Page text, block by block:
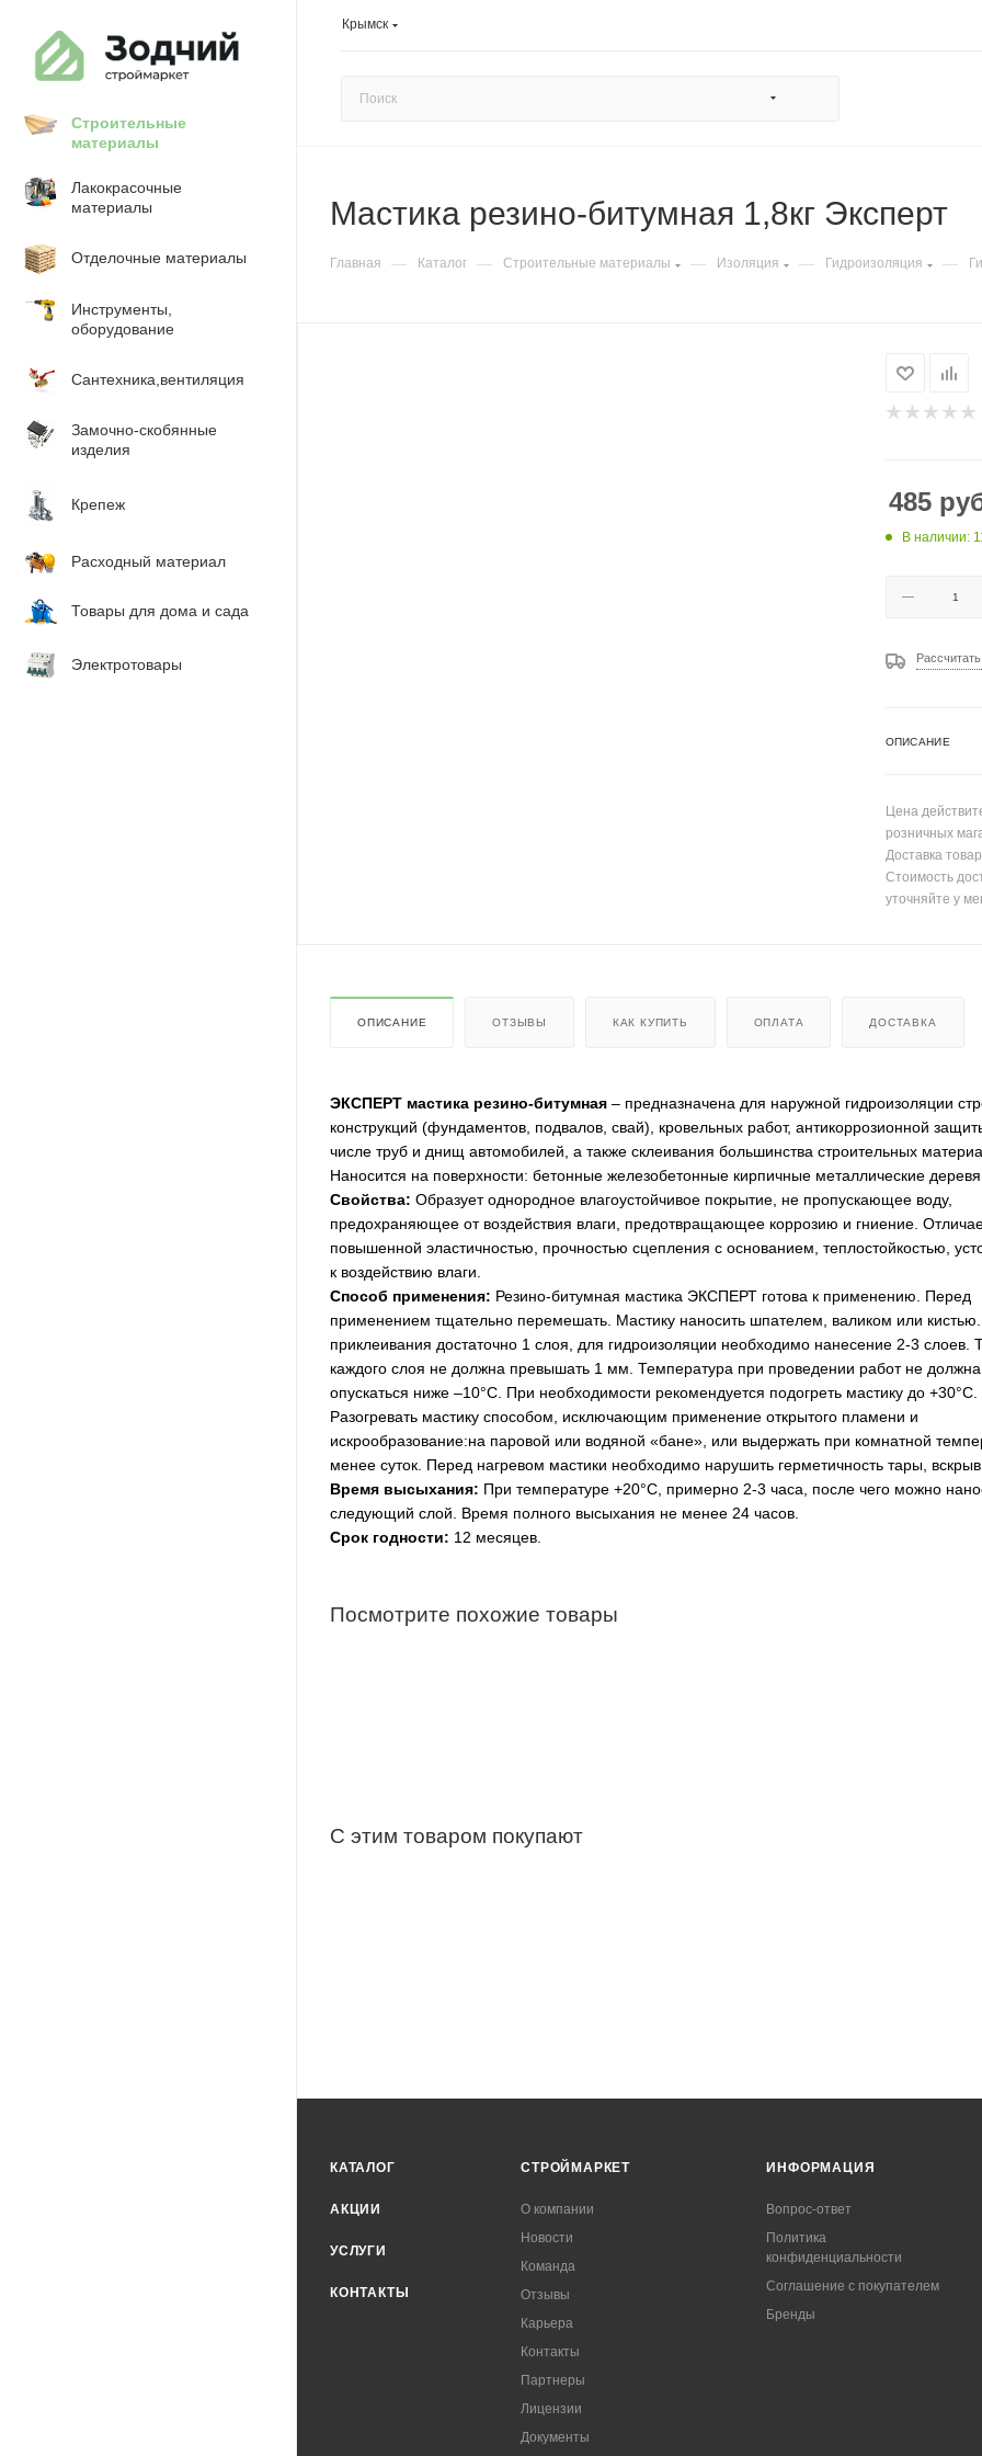
Крымск
Строительные
материалы
Лакокрасочные
материалы
Отделочные материалы
Инструменты,
оборудование
Сантехника,вентиляция
Замочно-скобянные
изделия
Крепеж
Расходный материал
Товары для дома и сада
Электротовары
Мастика резино-битумная 1,8кг Эксперт
Главная — Каталог — Строительные материалы — Изоляция — Гидроизоляция —
485
В наличии:
ОПИСАНИЕ
Цена
розничных
Доставка
Стоимость
уточняйте у
ОПИСАНИЕ ОТЗЫВЫ КАК КУПИТЬ ОПЛАТА ДОСТАВКА
ЭКСПЕРТ мастика резино-битумная – предназначена для наружной гидроизоляции
конструкций (фундаментов, подвалов, свай), кровельных работ, антикоррозионной
числе труб и днищ автомобилей, а также склеивания большинства строительных
Наносится на поверхности: бетонные железобетонные кирпичные металлические
Свойства: Образует однородное влагоустойчивое покрытие, не пропускающее воду,
предохраняющее от воздействия влаги, предотвращающее коррозию и гниение.
повышенной эластичностью, прочностью сцепления с основанием, теплостойкостью,
к воздействию влаги.
Способ применения: Резино-битумная мастика ЭКСПЕРТ готова к применению. Перед
применением тщательно перемешать. Мастику наносить шпателем, валиком или
приклеивания достаточно 1 слоя, для гидроизоляции необходимо нанесение 2-3 слоев.
каждого слоя не должна превышать 1 мм. Температура при проведении работ не должна
опускаться ниже –10°C. При необходимости рекомендуется подогреть мастику до +30°C.
Разогревать мастику способом, исключающим применение открытого пламени и
искрообразование:на паровой или водяной «бане», или выдержать при комнатной
менее суток. Перед нагревом мастики необходимо нарушить герметичность тары,
Время высыхания: При температуре +20°C, примерно 2-3 часа, после чего можно
следующий слой. Время полного высыхания не менее 24 часов.
Срок годности: 12 месяцев.
Посмотрите похожие товары
С этим товаром покупают
КАТАЛОГ
АКЦИИ
УСЛУГИ
КОНТАКТЫ
СТРОЙМАРКЕТ
О компании
Новости
Команда
Отзывы
Карьера
Контакты
Партнеры
Лицензии
Документы
ИНФОРМАЦИЯ
Вопрос-ответ
Политика
конфиденциальности
Соглашение с покупателем
Бренды